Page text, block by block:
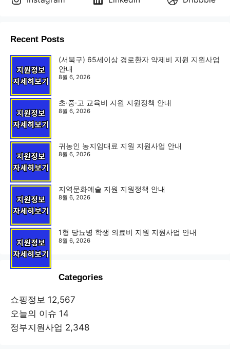
Recent Posts
(서북구) 65세이상 경로환자 약제비 지원 지원사업
안내
8월 6, 2026
초·중·고 교육비 지원 지원정책 안내
8월 6, 2026
귀농인 농지임대료 지원 지원사업 안내
8월 6, 2026
지역문화예술 지원 지원정책 안내
8월 6, 2026
1형 당뇨병 학생 의료비 지원 지원사업 안내
8월 6, 2026
Categories
쇼핑정보 12,567
오늘의 이슈 14
정부지원사업 2,348